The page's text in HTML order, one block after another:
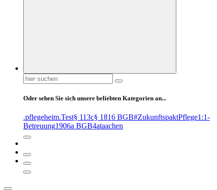
Suchen
nach:
Oder sehen Sie sich unsere beliebten Kategorien an...
.pflegeheim.Test§ 113c§ 1816 BGB#ZukunftspaktPflege1:1-
Betreuung1906a BGB4ataachen